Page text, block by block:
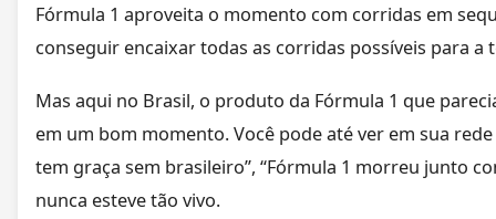
Fórmula 1 aproveita o momento com corridas em
conseguir encaixar todas as corridas possíveis para a
Mas aqui no Brasil, o produto da Fórmula 1 que
em um bom momento. Você pode até ver em sua rede
tem graça sem brasileiro”, “Fórmula 1 morreu junto
nunca esteve tão vivo.